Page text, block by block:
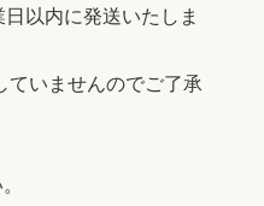
以内に発送いたしま
ていませんのでご了承